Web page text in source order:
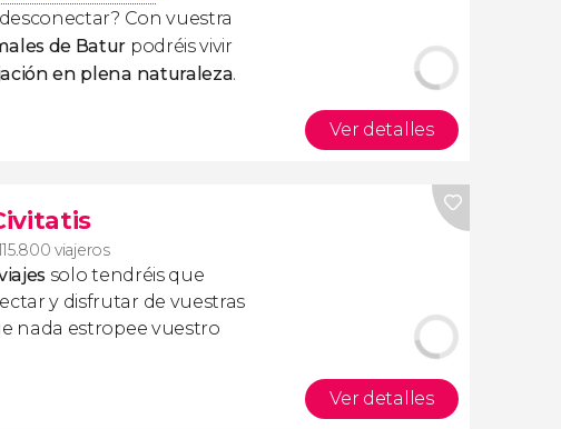
Con vuestra
de Batur podréis vivir
en plena naturaleza.
Ver detalles
viajeros
solo tendréis que
y disfrutar de vuestras
nada estropee vuestro
Ver detalles